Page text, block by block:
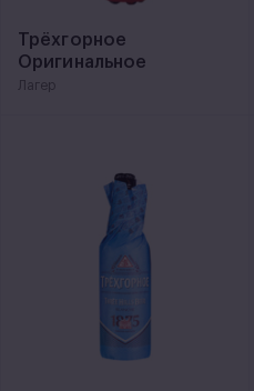
Трёхгорное
Оригинальное
Лагер